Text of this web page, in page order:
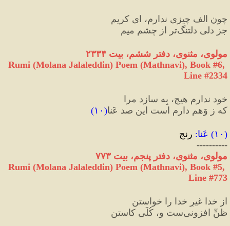
چون الف چیزی ندارم، ای کریم
جز دلی دلتنگ‌تر از چشمِ میم
مولوی، مثنوی، دفتر ششم، بیت ٢٣٣۴
Rumi (Molana Jalaleddin) Poem (Mathnavi), Book #6,
Line #2334
خود ندارم هیچ، بِه سازد مرا
که ز وَهمِ دارم است این صد عَنا( ۱۰)
( ۱۰) عَنا: رنج
----------
مولوی، مثنوی، دفتر پنجم، بیت ۷۷۳
Rumi (Molana Jalaleddin) Poem (Mathnavi), Book #5,
Line #773
از خدا غیرِ خدا را خواستن
ظنِّ افزونی‌ست و
، کُلّی کاستن